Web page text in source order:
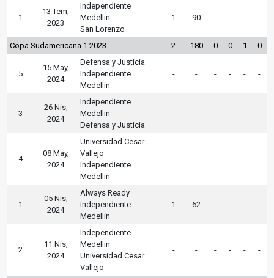
1
13 Tem,
2023
Independiente
Medellin
San Lorenzo
1 90 - - - -
Copa Sudamericana 1 2023 2 180 0 0 1 0
5
15 May,
2024
Defensa y Justicia
Independiente
Medellin
- - - - - -
3
26 Nis,
2024
Independiente
Medellin
Defensa y Justicia
- - - - - -
4
08 May,
2024
Universidad Cesar
Vallejo
Independiente
Medellin
- - - - - -
1
05 Nis,
2024
Always Ready
Independiente
Medellin
1 62 - - - -
2
11 Nis,
2024
Independiente
Medellin
Universidad Cesar
Vallejo
- - - - - -